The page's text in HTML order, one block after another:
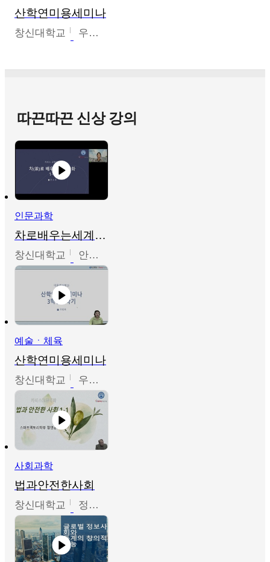
산학연미용세미나
창신대학교 우미옥,오윤경,박선이
따끈따끈 신상 강의
인문과학
차로배우는세계문화
창신대학교 안소영
예술ㆍ체육
산학연미용세미나
창신대학교 우미옥,오윤경,박선이
사회과학
법과안전한사회
창신대학교 정연균